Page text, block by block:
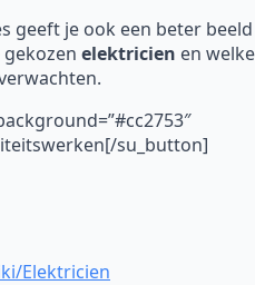
geeft je ook een beter
elektricien en welke
su_button]
Elektricien